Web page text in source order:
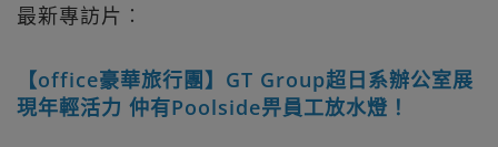
最新專訪片︰
【office豪華旅行團】GT Group超日系辦公室展
現年輕活力 仲有Poolside畀員工放水燈！